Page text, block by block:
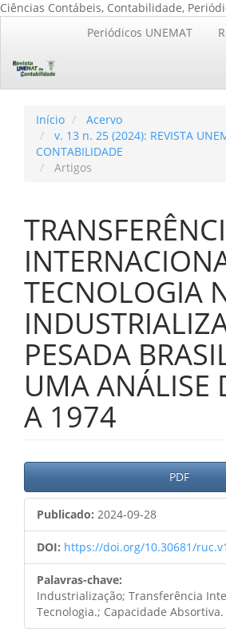
Ciências Contábeis, Contabilidade,
principal
Barra
Periódicos UNEMAT
Início
Acervo
v. 13 n. 25 (2024): REVISTA
CONTABILIDADE
Artigos
TECNOLOGIA
PESADA
UMA ANÁLISE
A 1974
Barra
lateral
de
artigos
PDF
Publicado: 2024-09-28
DOI: https://doi.org/10.30681/
Palavras-chave:
Industrialização; Transferência
Tecnologia.; Capacidade Absortiva.